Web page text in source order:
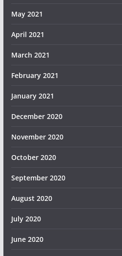
May 2021
April 2021
March 2021
February 2021
January 2021
December 2020
November 2020
October 2020
September 2020
August 2020
July 2020
June 2020